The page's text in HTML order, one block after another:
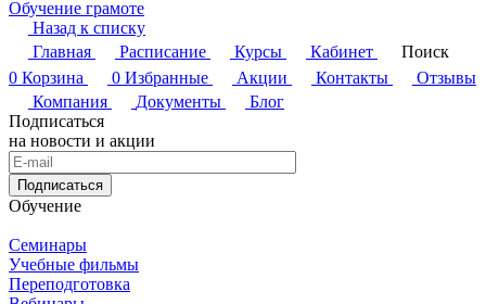
Обучение грамоте
Назад к списку
Главная
Расписание Курсы Кабинет
Поиск
0 Корзина 0 Избранные Акции Контакты
Отзывы
Компания
Документы
Блог
Подписаться
на новости и акции
Подписаться
Обучение
Семинары
Учебные фильмы
Переподготовка